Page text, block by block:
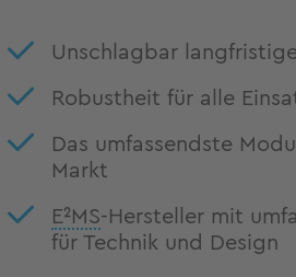
Unschlagbar
Robustheit für alle
Das umfassendste
Markt
E²MS-Hersteller mit
für Technik und Design